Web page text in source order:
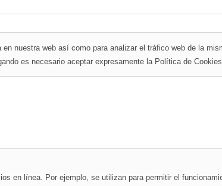
nuestra web así como para analizar el tráfico web de la
es necesario aceptar expresamente la Política de
en línea. Por ejemplo, se utilizan para permitir el